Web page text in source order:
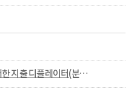
국내총생산에 대한 지출 디플레이터(분기 및 연간)